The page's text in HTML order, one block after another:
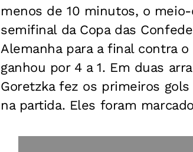
menos de 10 minutos, o
semifinal da Copa das
Alemanha para a final contra
ganhou por 4 a 1. Em duas
Goretzka fez os primeiros
na partida. Eles foram